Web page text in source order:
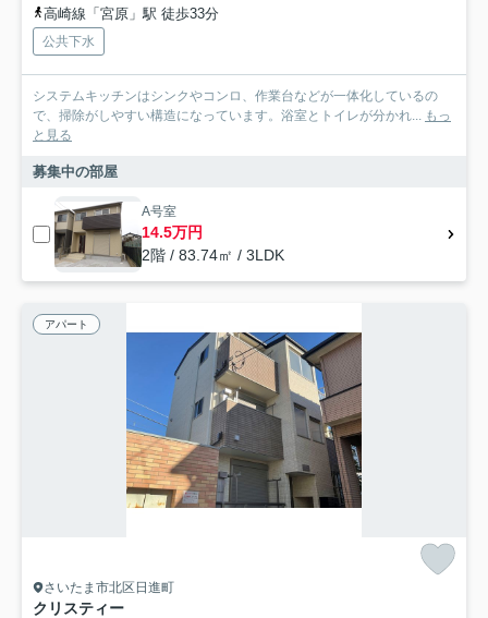
高崎線「宮原」駅 徒歩33分
公共下水
システムキッチンはシンクやコンロ、作業台などが一体化しているの
で、掃除がしやすい構造になっています。浴室とトイレが分かれ... もっ
と見る
募集中の部屋
A号室
14.5万円
2階 / 83.74㎡ / 3LDK
アパート
さいたま市北区日進町
クリスティー